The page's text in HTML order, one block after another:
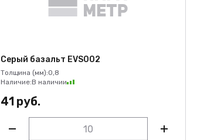
Серый базальт EVS002
Толщина (мм):0,8
Наличие:В наличии
41 руб.